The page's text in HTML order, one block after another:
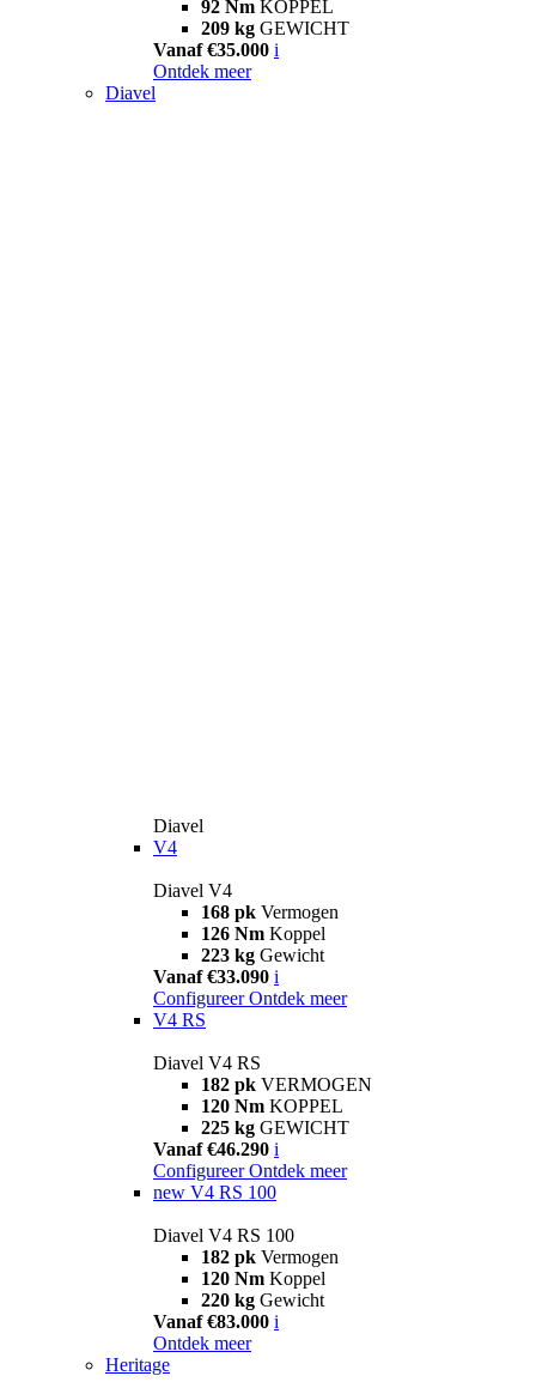
92 Nm KOPPEL
209 kg GEWICHT
Vanaf €35.000 i
Ontdek meer
Diavel
Diavel
V4
Diavel V4
168 pk Vermogen
126 Nm Koppel
223 kg Gewicht
Vanaf €33.090 i
Configureer Ontdek meer
V4 RS
Diavel V4 RS
182 pk VERMOGEN
120 Nm KOPPEL
225 kg GEWICHT
Vanaf €46.290 i
Configureer Ontdek meer
new V4 RS 100
Diavel V4 RS 100
182 pk Vermogen
120 Nm Koppel
220 kg Gewicht
Vanaf €83.000 i
Ontdek meer
Heritage